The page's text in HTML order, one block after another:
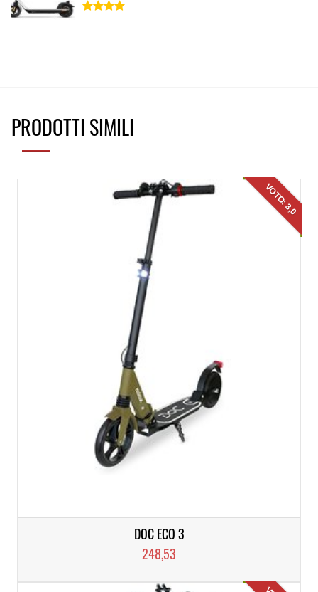
PRODOTTI SIMILI
VOTO: 3,0
DOC ECO 3
248,53